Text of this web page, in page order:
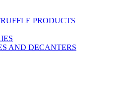
PRODUCTS
AND DECANTERS